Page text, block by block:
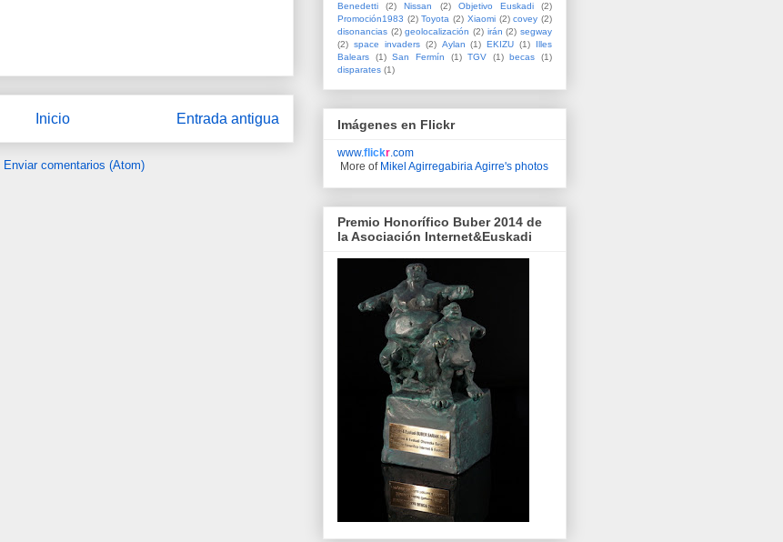
Entrada antigua
Inicio
Enviar comentarios (Atom)
Benedetti
(2) Nissan (2) Objetivo Euskadi
(2)
Promoción1983 (2) Toyota (2) Xiaomi (2) covey (2)
disonancias (2) geolocalización (2) irán (2) segway
(2) space invaders (2) Aylan (1) EKIZU (1)
Illes
Balears
(1) San Fermín (1) TGV (1) becas
(1)
disparates (1)
Imágenes en Flickr
www.flickr .com
More of Mikel Agirregabiria Agirre's photos
Premio Honorífico Buber 2014 de
la Asociación Internet&Euskadi